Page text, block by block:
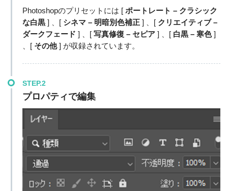
Photoshopのプリセットには [ ポートレート – クラシック
な白黒] 、[ シネマ – 明暗別色補正] 、[ クリエイティブ –
ダークフェード ] 、[ 写真修復 – セピア] 、[ 白黒 – 寒色]
、[ その他] が収録されています。
STEP.2
プロパティで編集